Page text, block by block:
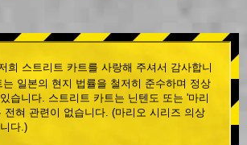
희 스트리트 카트를 사랑해 주셔서 감사합니
일본의 현지 법률을 철저히 준수하며 정상
습니다. 스트리트 카트는 닌텐도 또는 '마리
전혀 관련이 없습니다. (마리오 시리즈 의상
다.)